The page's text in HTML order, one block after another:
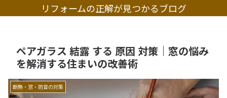
リフォームの正解が見つかるブログ
ペアガラス 結露 する 原因 対策｜窓の悩み
を解消する住まいの改善術
断熱・窓・防音の対策